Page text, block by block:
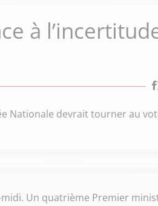
à
Nationale devrait tourner au
Un quatrième Premier